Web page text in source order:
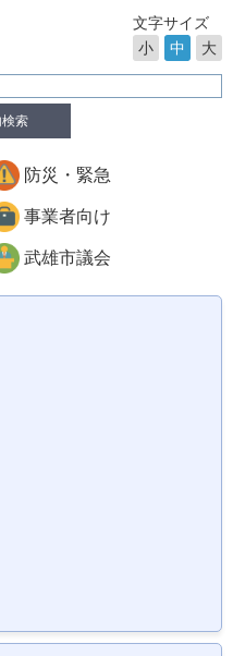
索
文字サイズ
小
中 大
防災・緊急
事業者向け
武雄市議会